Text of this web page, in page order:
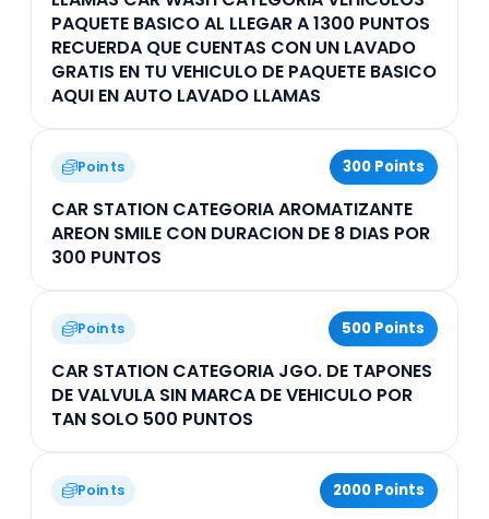
PAQUETE BASICO AL LLEGAR A 1300 PUNTOS
RECUERDA QUE CUENTAS CON UN LAVADO
GRATIS EN TU VEHICULO DE PAQUETE BASICO
AQUI EN AUTO LAVADO LLAMAS
Points 300 Points
CAR STATION CATEGORIA AROMATIZANTE
AREON SMILE CON DURACION DE 8 DIAS POR
300 PUNTOS
Points 500 Points
CAR STATION CATEGORIA JGO. DE TAPONES
DE VALVULA SIN MARCA DE VEHICULO POR
TAN SOLO 500 PUNTOS
Points 2000 Points